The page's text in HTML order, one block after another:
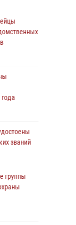
алкоголя
провел
званий
группы